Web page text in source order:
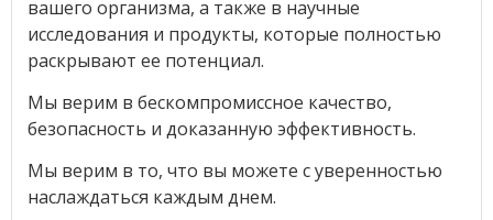
вашего организма, а также в научные
исследования и продукты, которые полностью
раскрывают ее потенциал.
Мы верим в бескомпромиссное качество,
безопасность и доказанную эффективность.
Мы верим в то, что вы можете с уверенностью
наслаждаться каждым днем.